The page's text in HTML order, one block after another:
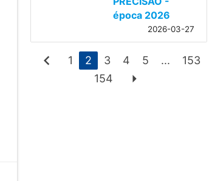
época 2026
2026-03-27
chevron_left 1 2 3 4 5 ...
153
154
arrow_right